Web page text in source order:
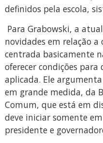
definidos pela escola,
Para Grabowski, a
novidades em relação
centrada basicamente
oferecer condições
aplicada. Ele
em grande medida, da
Comum, que está em
deve iniciar somente
presidente e